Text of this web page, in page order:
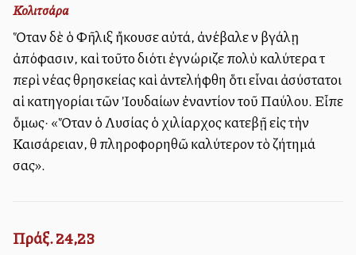
Κολιτσάρα
Ὅταν δὲ ὁ Φῆλιξ ἤκουσε αὐτά, ἀνέβαλε νὰ βγάλῃ
ἀπόφασιν, καὶ τοῦτο διότι ἐγνώριζε πολὺ καλύτερα τὰ
περὶ νέας θρησκείας καὶ ἀντελήφθη ὅτι εἶναι ἀσύστατοι
αἱ κατηγορίαι τῶν Ἰουδαίων ἐναντίον τοῦ Παύλου. Εἶπε
ὅμως· «Ὅταν ὁ Λυσίας ὁ χιλίαρχος κατεβῇ εἰς τὴν
Καισάρειαν, θὰ πληροφορηθῶ καλύτερον τὸ ζήτημά
σας».
Πράξ. 24,23